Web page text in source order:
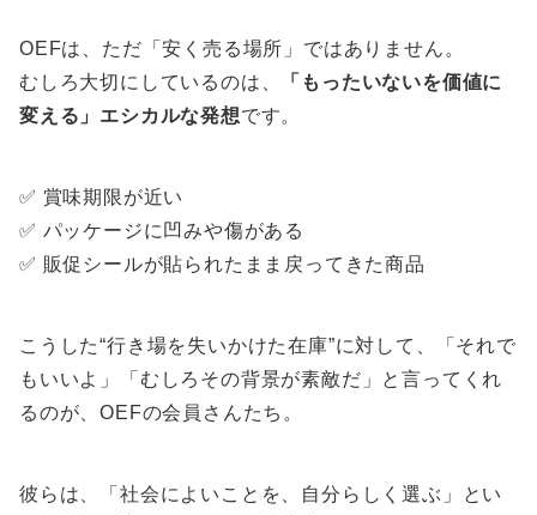
OEFは、ただ「安く売る場所」ではありません。
むしろ大切にしているのは、
「もったいないを価値に
変える」エシカルな発想です。
✅ 賞味期限が近い
✅ パッケージに凹みや傷がある
✅ 販促シールが貼られたまま戻ってきた商品
こうした“行き場を失いかけた在庫”に対して、「それで
もいいよ」「むしろその背景が素敵だ」と言ってくれ
るのが、OEFの会員さんたち。
彼らは、「社会によいことを、自分らしく選ぶ」とい